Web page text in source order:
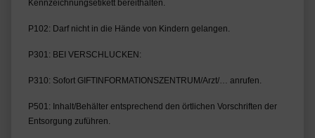
Kennzeichnungsetikett bereithalten.
P102: Darf nicht in die Hände von Kindern gelangen.
P301: BEI VERSCHLUCKEN:
P310: Sofort GIFTINFORMATIONSZENTRUM/Arzt/… anrufen.
P501: Inhalt/Behälter entsprechend den örtlichen Vorschriften der
Entsorgung zuführen.